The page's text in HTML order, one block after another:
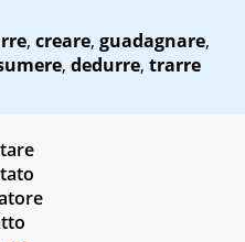
, creare, guadagnare,
, dedurre, trarre